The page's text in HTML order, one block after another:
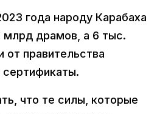
года народу Карабаха
драмов, а 6 тыс.
от правительства
что те силы, которые